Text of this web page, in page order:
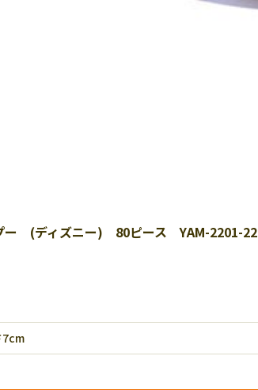
ー (ディズニー) 80ピース YAM-2201-22